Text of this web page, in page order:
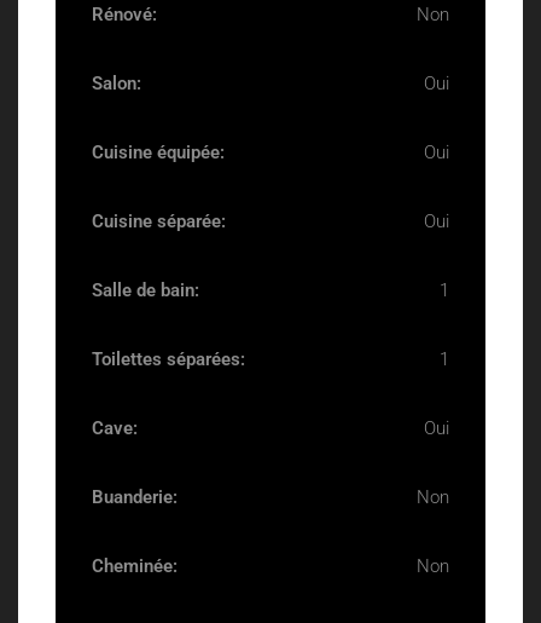
Rénové: Non
Salon: Oui
Cuisine équipée: Oui
Cuisine séparée: Oui
Salle de bain: 1
Toilettes séparées: 1
Cave: Oui
Buanderie: Non
Cheminée: Non